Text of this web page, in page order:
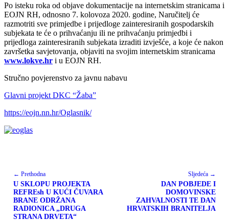
Po isteku roka od objave dokumentacije na internetskim stranicama i
EOJN RH, odnosno 7. kolovoza 2020. godine, Naručitelj će
razmotriti sve primjedbe i prijedloge zainteresiranih gospodarskih
subjekata te će o prihvaćanju ili ne prihvaćanju primjedbi i
prijedloga zainteresiranih subjekata izraditi izvješće, a koje će nakon
završetka savjetovanja, objaviti na svojim internetskim stranicama
www.lokve.hr i u EOJN RH.
Stručno povjerenstvo za javnu nabavu
Glavni projekt DKC “Žaba”
https://eojn.nn.hr/Oglasnik/
← Prethodna
U SKLOPU PROJEKTA
REFREsh U KUĆI ČUVARA
BRANE ODRŽANA
RADIONICA „DRUGA
STRANA DRVETA“
Sljedeća →
DAN POBJEDE I
DOMOVINSKE
ZAHVALNOSTI TE DAN
HRVATSKIH BRANITELJA